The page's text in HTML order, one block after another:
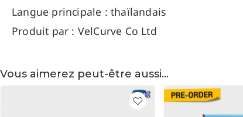
Langue principale : thaïlandais
Produit par : VelCurve Co Ltd
Vous aimerez peut-être aussi…